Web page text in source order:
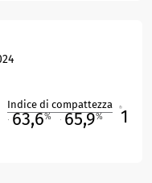
Indice di compattezza
63,6% 65,9% 1